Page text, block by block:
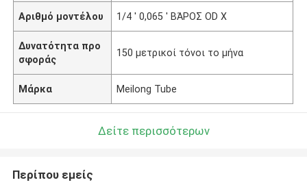
Αριθμό μοντέλου 1/4 ' 0,065 ' ΒΆΡΟΣ OD Χ
Δυνατότητα προ
σφοράς
150 μετρικοί τόνοι το μήνα
Μάρκα Meilong Tube
Δείτε περισσότερων
Περίπου εμείς